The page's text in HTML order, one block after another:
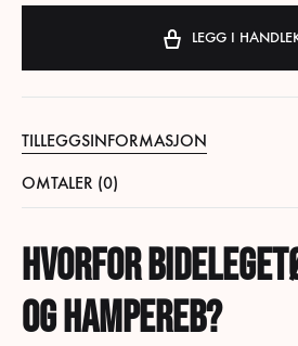
LEGG I
TILLEGGSINFORMASJON
OMTALER (0)
Hvorfor
og hampereb?